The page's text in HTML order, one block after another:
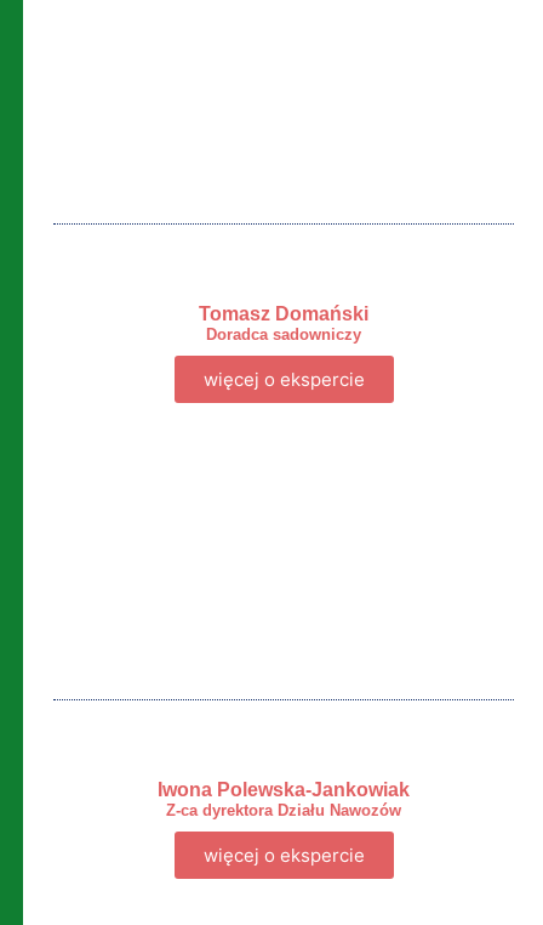
Tomasz Domański
Doradca sadowniczy
więcej o ekspercie
Iwona Polewska-Jankowiak
Z-ca dyrektora Działu Nawozów
więcej o ekspercie